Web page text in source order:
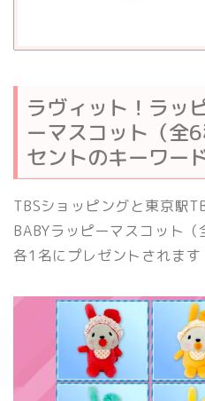
ラヴィット！ラッ
ーマスコット（全
セントのキーワー
TBSショッピングと東京駅
BABYラッピーマスコット
各1名にプレゼントされます